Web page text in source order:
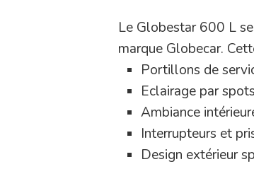
Le Globestar 600 L
marque Globecar.
Portillons de
Eclairage par
Ambiance
Interrupteurs et
Design extérieur